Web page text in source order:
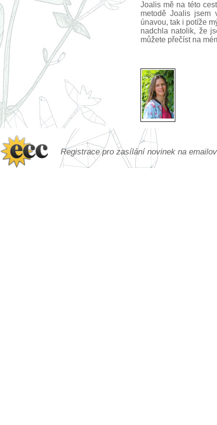
Joalis mě na této
metodě Joalis jsem
únavou, tak i potíže
nadchla natolik, že
můžete přečíst na
Registrace pro zasílání novinek na